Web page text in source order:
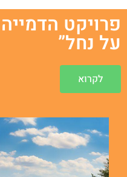
פרויקט
על נחל”
לקרוא